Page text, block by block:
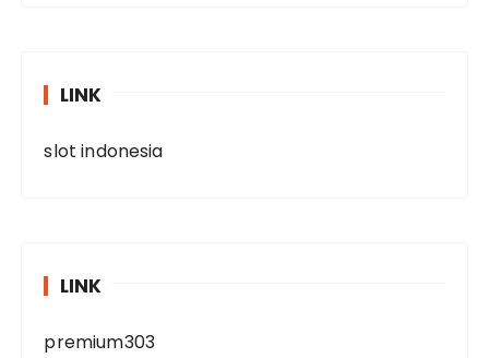
LINK
slot indonesia
LINK
premium303